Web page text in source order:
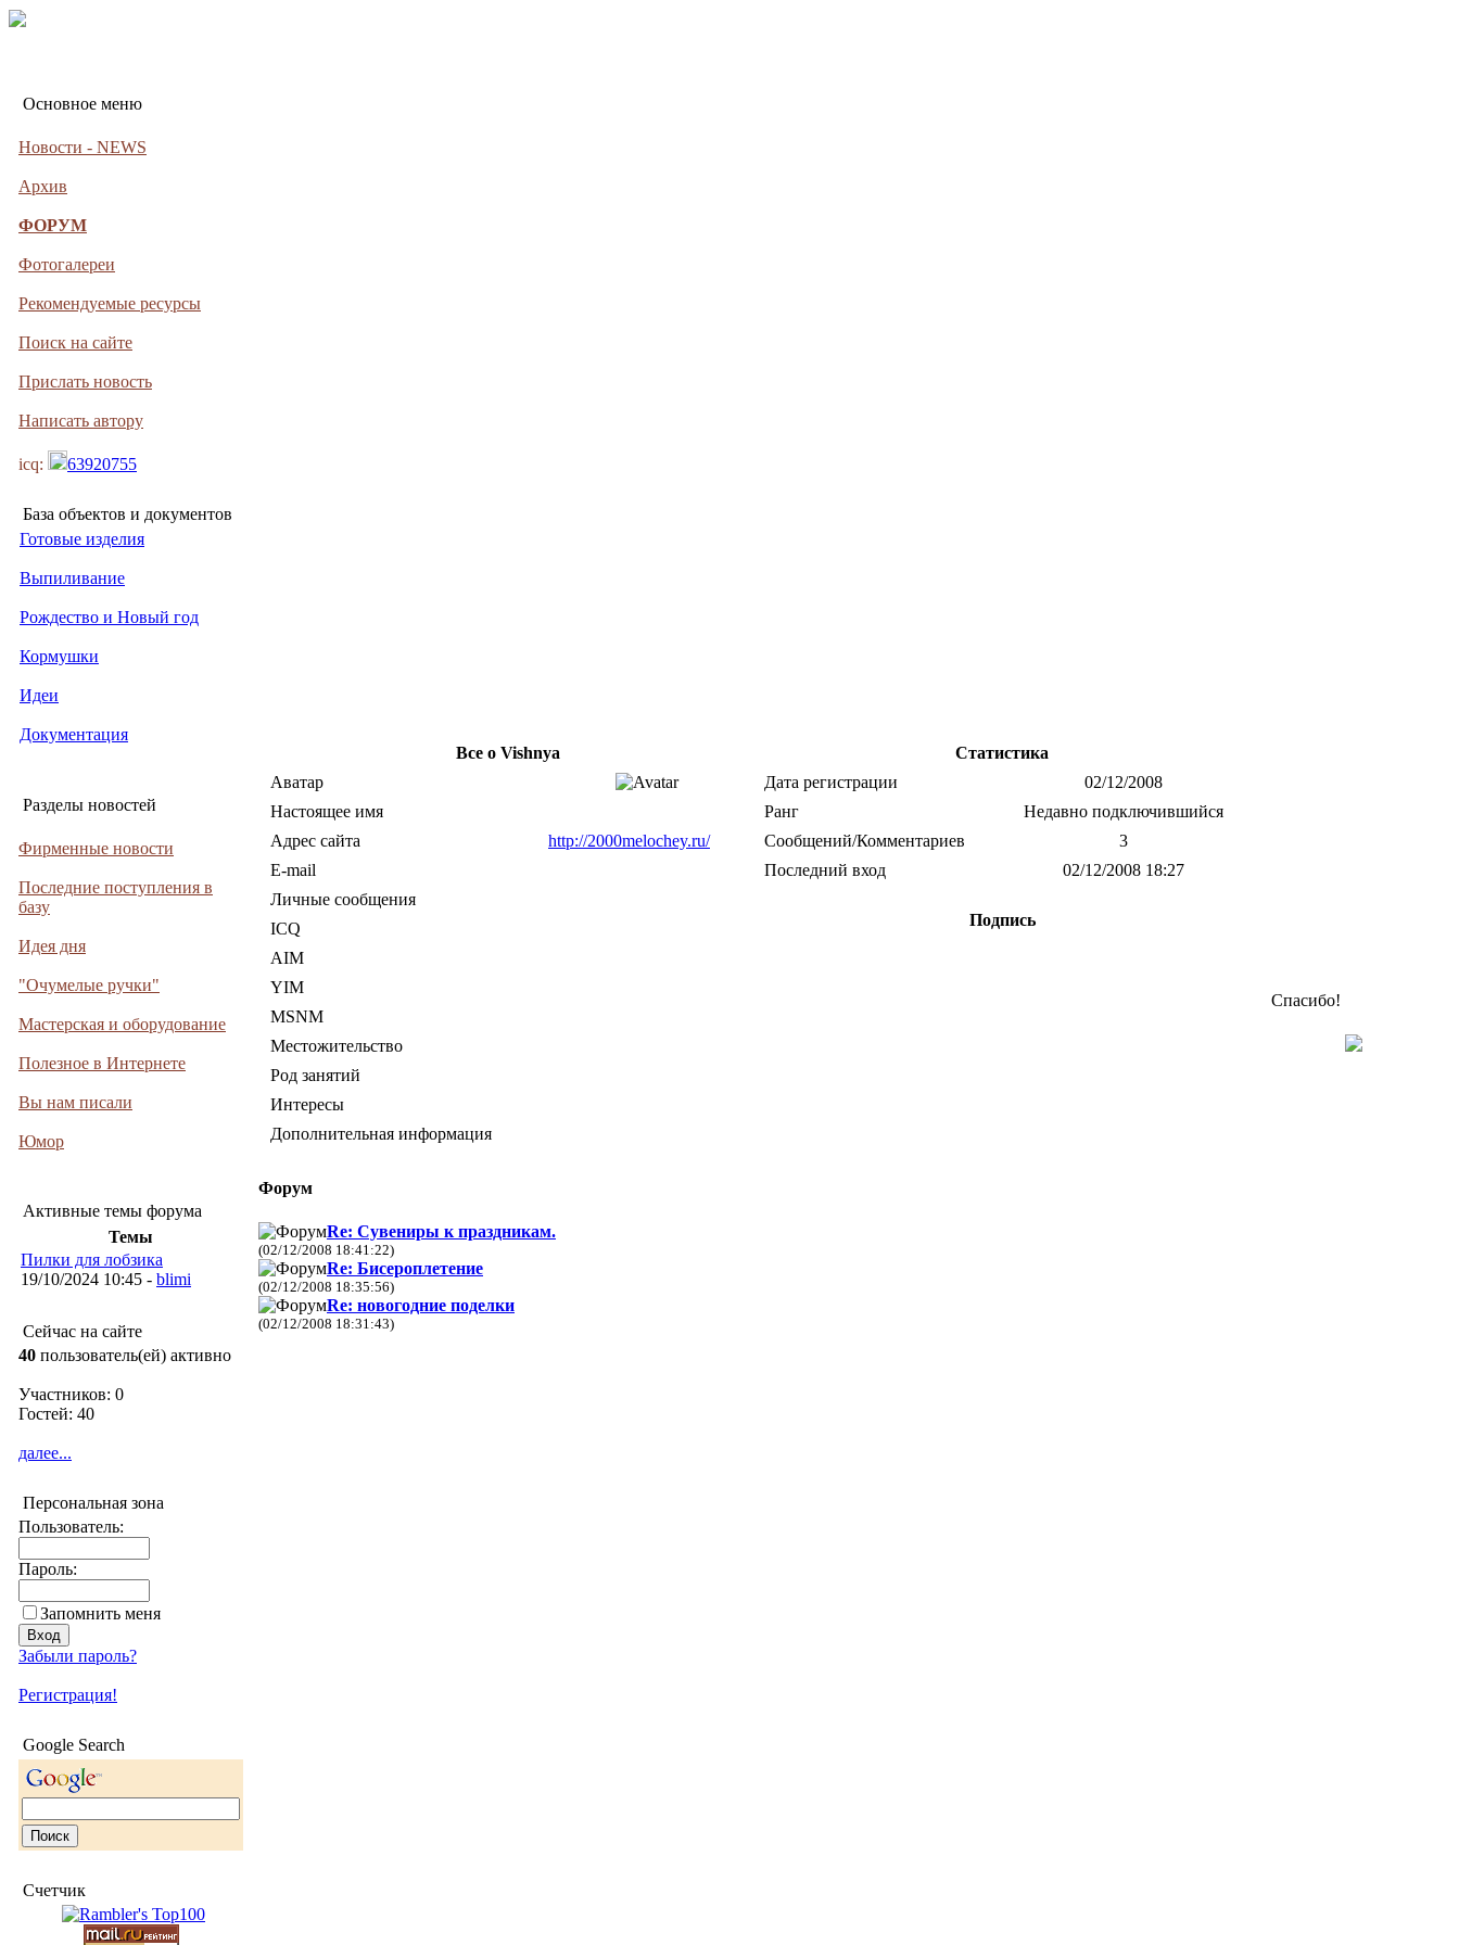
Основное меню
Новости - NEWS
Архив
ФОРУМ
Фотогалереи
Рекомендуемые ресурсы
Поиск на сайте
Прислать новость
Написать автору
icq: 63920755
База объектов и документов
Готовые изделия
Выпиливание
Рождество и Новый год
Кормушки
Идеи
Документация
Разделы новостей
Фирменные новости
Последние поступления в
базу
Идея дня
"Очумелые ручки"
Мастерская и оборудование
Полезное в Интернете
Вы нам писали
Юмор
Активные темы форума
Темы
Пилки для лобзика
19/10/2024 10:45 - blimi
Сейчас на сайте
40 пользователь(ей) активно
Участников: 0
Гостей: 40
далее...
Персональная зона
Пользователь:
Пароль:
Запомнить меня
Забыли пароль?
Регистрация!
Google Search
Счетчик
Все о Vishnya
Аватар
Настоящее имя
Адрес сайта
http://2000melochey.ru/
E-mail
Личные сообщения
ICQ
AIM
YIM
MSNM
Местожительство
Род занятий
Интересы
Дополнительная информация
Статистика
Дата регистрации
02/12/2008
Ранг
Недавно подключившийся
Сообщений/Комментариев
3
Последний вход
02/12/2008 18:27
Подпись
Форум
Re: Сувениры к праздникам.
(02/12/2008 18:41:22)
Re: Бисероплетение
(02/12/2008 18:35:56)
Re: новогодние поделки
(02/12/2008 18:31:43)
Спасибо!